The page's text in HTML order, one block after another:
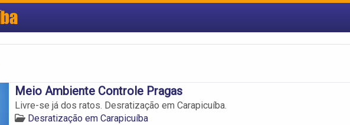
Meio Ambiente Controle Pragas
Livre-se já dos ratos. Desratização em Carapicuíba.
Desratização em Carapicuíba